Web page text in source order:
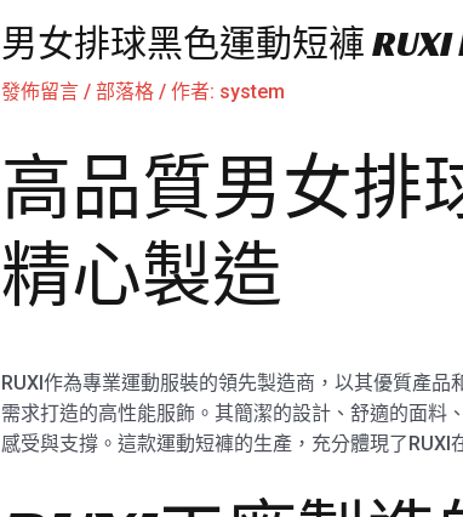
男女排球黑色運動短褲
發佈留言 / 部落格/ 作者: system
高品質男女排
精心製造
RUXI作為專業運動服裝的領先製造商，以其優質產
需求打造的高性能服飾。其簡潔的設計、舒適的面料
感受與支撐。這款運動短褲的生產，充分體現了